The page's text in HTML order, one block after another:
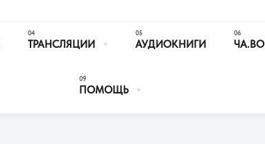
ТРАНСЛЯЦИИ АУДИОКНИГИ ЧА.ВО
ПОМОЩЬ